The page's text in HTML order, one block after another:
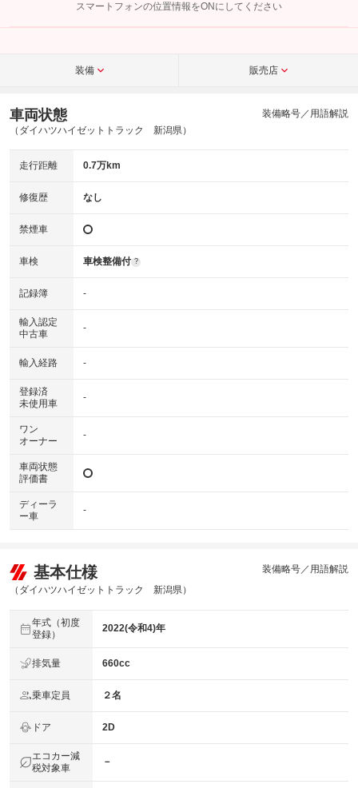
こちら
スマートフォンの位置情報をONにしてください
装備 販売店
車両状態
（ダイハツハイゼットトラック 新潟県）
装備略号／用語解説
走行距離 0.7万km
修復歴 なし
禁煙車
車検 車検整備付 ?
記録簿 -
輸入認定
中古車
-
輸入経路 -
登録済
未使用車
-
ワン
オーナー
-
車両状態
評価書
ディーラ
ー車
-
基本仕様
（ダイハツハイゼットトラック 新潟県）
装備略号／用語解説
年式（初度
登録）
2022(令和4)年
排気量 660cc
乗車定員 ２名
ドア 2D
エコカー減
税対象車
－